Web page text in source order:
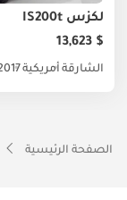
لكزس IS200t
$ 13,623
الشارقة أمريكية
الصفحة الرئيسية